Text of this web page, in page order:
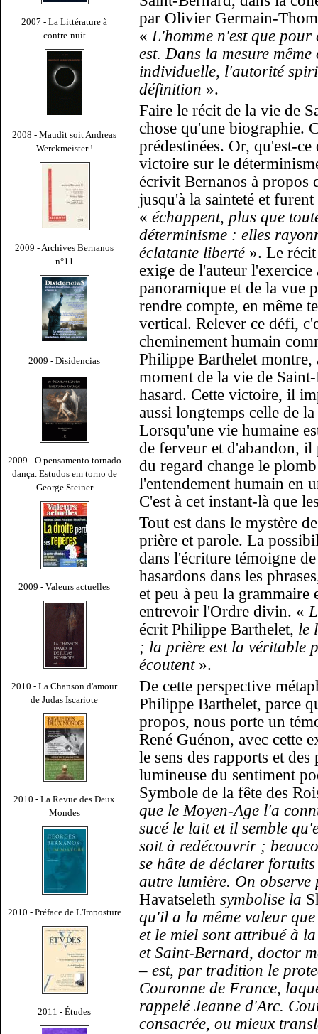
2007 - La Littérature à
contre-nuit
2008 - Maudit soit Andreas
Werckmeister !
2009 - Archives Bernanos
n°11
2009 - Disidencias
2009 - O pensamento tornado
dança. Estudos em torno de
George Steiner
2009 - Valeurs actuelles
2010 - La Chanson d'amour
de Judas Iscariote
2010 - La Revue des Deux
Mondes
2010 - Préface de L'Imposture
2011 - Études
par Olivier Germain-
«L'homme n'est que
est. Dans la mesure
individuelle, l'autorité
définition ».
Faire le récit de la vie de
chose qu'une biographie.
prédestinées. Or, qu'est-
victoire sur le
écrivit Bernanos à propos
jusqu'à la sainteté et
« échappent, plus que
déterminisme : elles
éclatante liberté ». Le récit
exige de l'auteur
panoramique et de la vue
rendre compte, en même
vertical. Relever ce défi,
cheminement humain
Philippe Barthelet montre,
moment de la vie de
hasard. Cette victoire, il
aussi longtemps celle de
Lorsqu'une vie humaine
de ferveur et d'abandon,
du regard change le
l'entendement humain en
C'est à cet instant-là que
Tout est dans le mystère
prière et parole. La
dans l'écriture témoigne
hasardons dans les
et peu à peu la
entrevoir l'Ordre divin. «
écrit Philippe Barthelet, le
; la prière est la véritable
écoutent ».
De cette perspective
Philippe Barthelet, parce
propos, nous porte un
René Guénon, avec cette
le sens des rapports et
lumineuse du sentiment
Symbole de la fête des
que le Moyen-Age l'a
sucé le lait et il semble
soit à redécouvrir ;
se hâte de déclarer
autre lumière. On observe
Havatseleth symbolise la
qu'il a la même valeur
et le miel sont attribué à
et Saint-Bernard, doctor
– est, par tradition le
Couronne de France,
rappelé Jeanne d'Arc.
consacrée, ou mieux